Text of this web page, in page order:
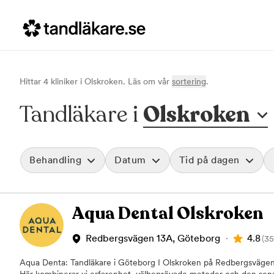
Hittar 4 kliniker i Olskroken. Läs om vår sortering.
Tandläkare i Olskroken
Behandling
Vid värk, olyckor och akuta besvär
Basundersökning
Grundlig kontroll av tänder och tandkött
Professionell rengöring och puts
Datum
Rensa
Tid på dagen
Före klockan
Klockan 09:00 -
Klockan 12:00 -
Aqua Dental Olskroken
Redbergsvägen 13A, Göteborg 4.8
Aqua Denta: Tandläkare i Göteborg I Olskroken på